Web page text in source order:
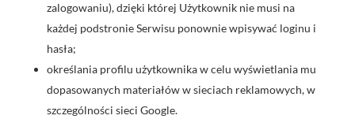
zalogowaniu), dzięki której Użytkownik nie musi na
każdej podstronie Serwisu ponownie wpisywać loginu i
hasła;
określania profilu użytkownika w celu wyświetlania mu
dopasowanych materiałów w sieciach reklamowych, w
szczególności sieci Google.